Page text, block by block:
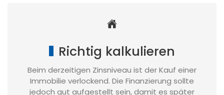
Richtig kalkulieren
Beim derzeitigen Zinsniveau ist der Kauf einer
Immobilie verlockend. Die Finanzierung sollte
jedoch gut aufgestellt sein, damit es später